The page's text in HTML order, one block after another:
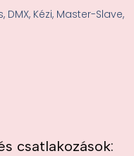
Kézi, Master-Slave,
csatlakozások: